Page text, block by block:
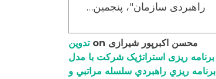
راهبردی سازمان"، پنجمین…
محسن اکبرپور شیرازی
تدوین
برنامه ریزی استراتژیک شرکت با مدل
برنامه ریزي راهبردي سلسله مراتبي و